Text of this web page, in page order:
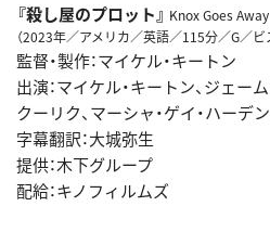
『殺し屋のプロット』 Knox Goes Away
（2023年／アメリカ／英語／115分／G／ビ
監督・製作：マイケル・キートン
出演：マイケル・キートン、ジェー
クーリク、マーシャ・ゲイ・ハーデ
字幕翻訳：大城弥生
提供：木下グループ
配給：キノフィルムズ